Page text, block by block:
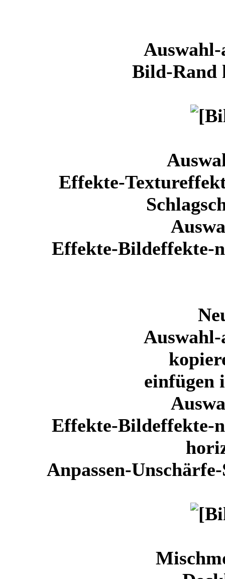
Auswahl-
Bild-Rand
Effekte-
Effekte-Bildeffekte-
Auswahl-
einfügen
Effekte-Bildeffekte-
Anpassen-